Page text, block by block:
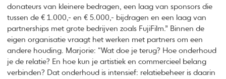
donateurs van kleinere bedragen, een laag van sponsors die
tussen de € 1.000,- en € 5.000,- bijdragen en een laag van
partnerships met grote bedrijven zoals FujiFilm.” Binnen de
eigen organisatie vraagt het werken met partners om een
andere houding. Marjorie: “Wat doe je terug? Hoe onderhoud
je de relatie? En hoe kun je artistiek en commercieel belang
verbinden? Dat onderhoud is intensief: relatiebeheer is daarin